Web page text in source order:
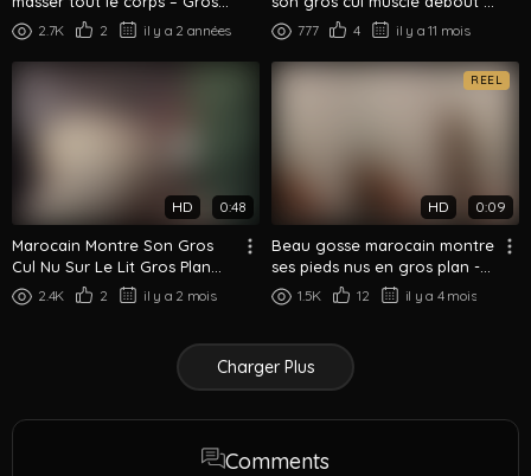
cul palpé et massé
2.7K 2 il y a 2 années
poil777 4 il y a 11 mois
HD 0:48
Marocain Montre Son Gros
Cul Nu Sur Le Lit Gros Plan
Provocation
2.4K 2 il y a 2 mois
REEL
HD 0:09
Beau gosse marocain montre
ses pieds nus en gros plan -
Tease rapide
1.5K 12 il y a 4 mois
Charger Plus
Comments